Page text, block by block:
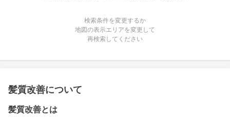
検索条件を変更するか
地図の表示エリアを変更して
再検索してください
髪質改善について
髪質改善とは